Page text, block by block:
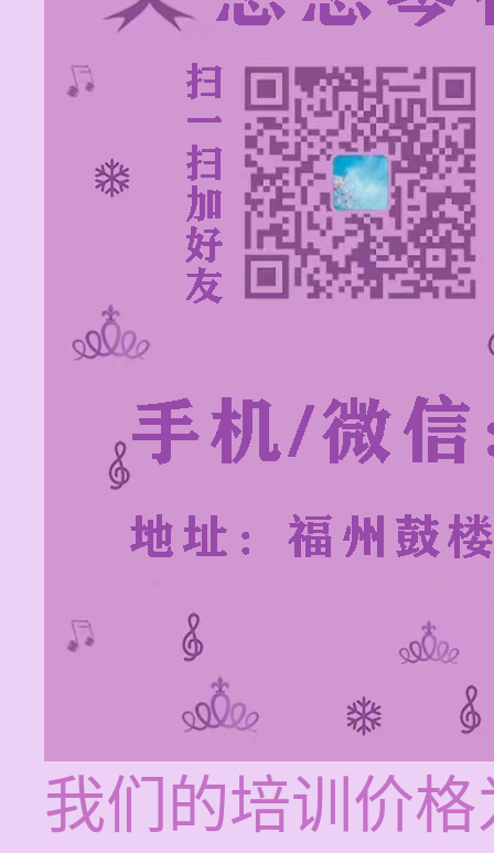
我们的培训价